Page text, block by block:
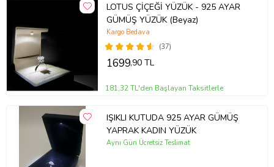
LOTUS ÇİÇEĞİ YÜZÜK - 925 AYAR
GÜMÜŞ YÜZÜK (Beyaz)
(37)
Kargo Bedava
1699,90 TL
181,32 TL'den Başlayan Taksitlerle
IŞIKLI KUTUDA 925 AYAR GÜMÜŞ
YAPRAK KADIN YÜZÜK
Aynı Gün Ücretsiz Teslimat